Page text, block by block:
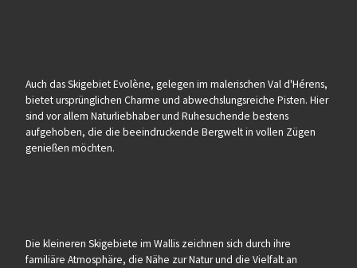
Auch das Skigebiet Evolène, gelegen im malerischen Val d'Hérens,
bietet ursprünglichen Charme und abwechslungsreiche Pisten. Hier
sind vor allem Naturliebhaber und Ruhesuchende bestens
aufgehoben, die die beeindruckende Bergwelt in vollen Zügen
genießen möchten.
Die kleineren Skigebiete im Wallis zeichnen sich durch ihre
familiäre Atmosphäre, die Nähe zur Natur und die Vielfalt an